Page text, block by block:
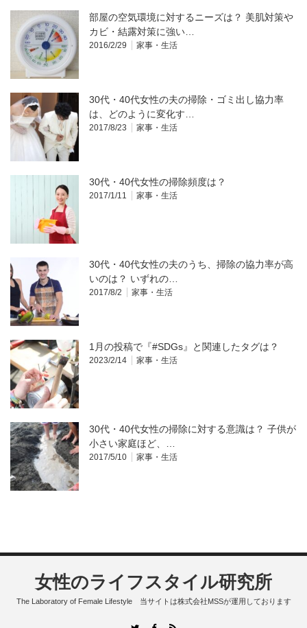
部屋の空気環境に対するニーズは？ 美肌対策や
カビ・結露対策に強い…
2016/2/29 家事・生活
30代・40代女性の夫の掃除・ゴミ出し協力率
は、どのように変化す…
2017/8/23 家事・生活
30代・40代女性の掃除頻度は？
2017/1/11 家事・生活
30代・40代女性の夫のうち、掃除の協力率が高
いのは？ いずれの…
2017/8/2 家事・生活
1月の投稿で『#SDGs』と関連したタグは？
2023/2/14 家事・生活
30代・40代女性の掃除に対する意識は？ 子供が
小さい家庭ほど、…
2017/5/10 家事・生活
女性のライフスタイル研究所
The Laboratory of Female Lifestyle 当サイトは株式会社MSSが運用しております
Twitter Facebook